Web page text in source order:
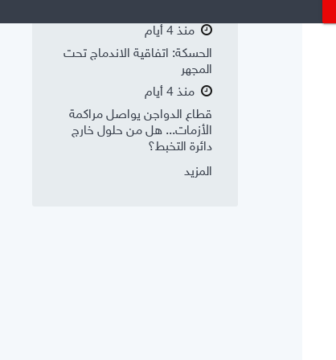
منذ 4 أيام
الحسكة: اتفاقية الاندماج تحت
المجهر
منذ 4 أيام
قطاع الدواجن يواصل مراكمة
الأزمات... هل من حلول خارج
دائرة التخبط؟
المزيد